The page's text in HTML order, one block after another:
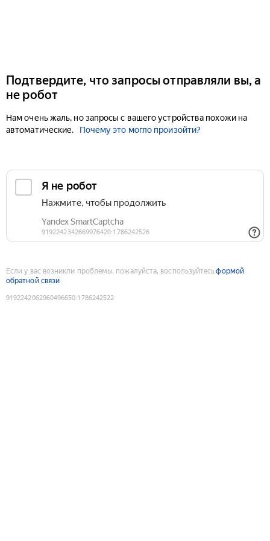
Подтвердите, что запросы отправляли вы, а
не робот
Нам очень жаль, но запросы с вашего устройства похожи на
автоматические.
Почему это могло произойти?
Если у вас возникли проблемы, пожалуйста, воспользуйтесьформой
обратной связи
9192242062960496650:1786242522